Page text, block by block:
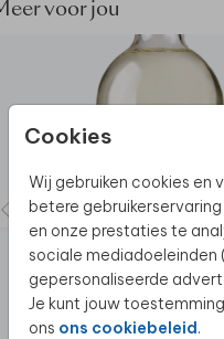
Cookies
Wij gebruiken cookies en
betere
en onze prestaties te
sociale mediadoeleinden
gepersonaliseerde
Je kunt jouw
ons ons cookiebeleid.
dat geschikt is voor op
schildersezel.
De hele collectie
voor jou